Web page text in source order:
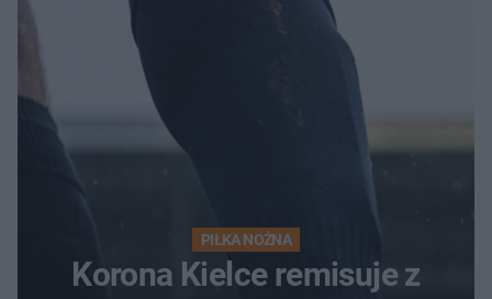
PIŁKA NOŻNA
Korona Kielce remisuje z